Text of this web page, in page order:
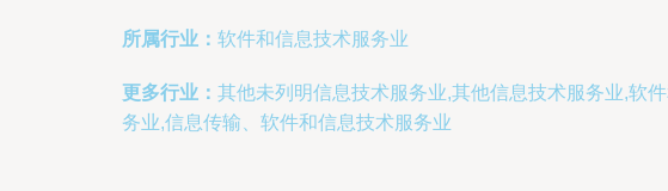
所属行业： 软件和信息技术服务业
更多行业： 其他未列明信息技术服务业,其他信息技术服务业,软
务业,信息传输、软件和信息技术服务业